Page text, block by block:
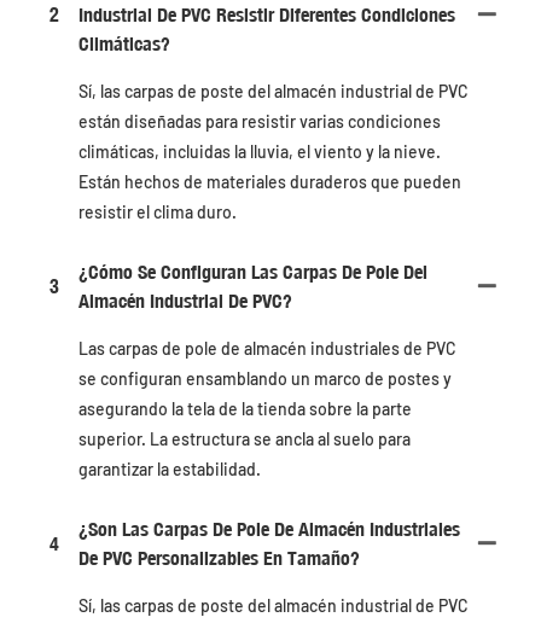
2
Industrial De PVC Resistir Diferentes Condiciones
Climáticas?
Sí, las carpas de poste del almacén industrial de PVC
están diseñadas para resistir varias condiciones
climáticas, incluidas la lluvia, el viento y la nieve.
Están hechos de materiales duraderos que pueden
resistir el clima duro.
3
¿Cómo Se Configuran Las Carpas De Pole Del
Almacén Industrial De PVC?
Las carpas de pole de almacén industriales de PVC
se configuran ensamblando un marco de postes y
asegurando la tela de la tienda sobre la parte
superior. La estructura se ancla al suelo para
garantizar la estabilidad.
4
¿Son Las Carpas De Pole De Almacén Industriales
De PVC Personalizables En Tamaño?
Sí, las carpas de poste del almacén industrial de PVC